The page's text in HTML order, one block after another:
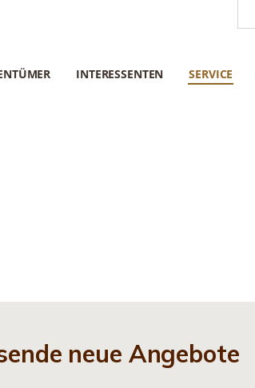
INTERESSENTEN SERVICE
neue Angebote